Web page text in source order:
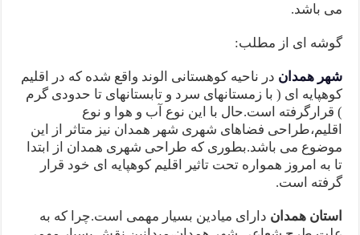
می باشد.
گوشه ای از مطلب:
شهر همدان در ناحیه کوهستانی الوند واقع شده که در اقلیم
کوهپایه ای ( با زمستانهای سرد و تابستانهای تا حدودی گرم
) قرارگرفته است.حال با این نوع آب و هوا و نوع
اقلیم،طراحی فضاهای شهری شهر همدان نیز متاثر از این
موضوع می باشد.بطوری که طراحی شهری همدان از ابتدا
تا به امروز همواره تحت تاثیر اقلیم کوهپایه ای خود قرار
گرفته است.
استان همدان دارای میادین بسیار مهمی است.چرا که به